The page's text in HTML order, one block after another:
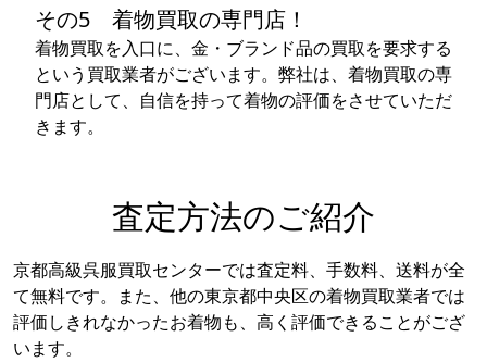
その5 着物買取の専門店！
着物買取を入口に、金・ブランド品の買取を要求する
という買取業者がございます。弊社は、着物買取の専
門店として、自信を持って着物の評価をさせていただ
きます。
査定方法のご紹介
京都高級呉服買取センターでは査定料、手数料、送料が全
て無料です。また、他の東京都中央区の着物買取業者では
評価しきれなかったお着物も、高く評価できることがござ
います。